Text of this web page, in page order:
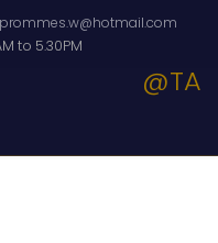
prommes.w@hotmail.com
to 5.30PM
@TA